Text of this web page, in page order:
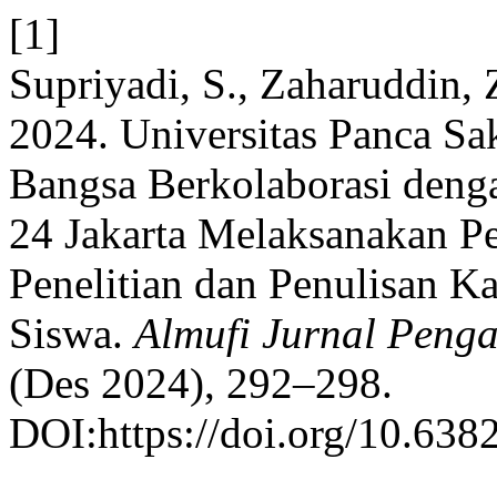
[1]
Supriyadi, S., Zaharuddin,
2024. Universitas Panca
Bangsa Berkolaborasi
24 Jakarta Melaksanakan
Penelitian dan Penulisan
Siswa.Almufi Jurnal
(Des 2024), 292–298.
DOI:https://doi.org/